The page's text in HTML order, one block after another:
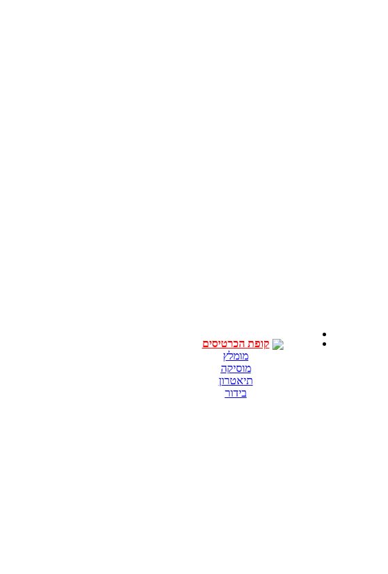
קופת הכרטיסים
מומלץ
מוסיקה
תיאטרון
בידור